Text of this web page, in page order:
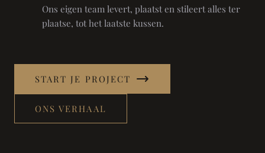
Ons eigen team levert, plaatst en stileert alles ter
plaatse, tot het laatste kussen.
START JE PROJECT
ONS VERHAAL